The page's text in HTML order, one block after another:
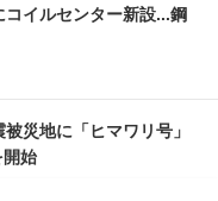
コイルセンター新設...鋼
災地に「ヒマワリ号」
開始